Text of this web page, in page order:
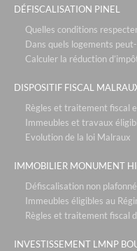
le vallon du roy - sanary
les voiles blanches -
relais spa roissy - paris
l'hotel d'ecquevilly - paris
défiscalisation bouvard :
neozen- marseille
ecollines - nice
DÉFISCALISATION PINEL
Quelles conditions
Dans quels logements
Calculer la réduction
DISPOSITIF FISCAL
Règles et traitement fiscal
Immeubles et travaux
Evolution de la loi Malraux
IMMOBILIER MONUMENT
Défiscalisation non
Immeubles éligibles au
Règles et traitement fiscal
INVESTISSEMENT LMNP